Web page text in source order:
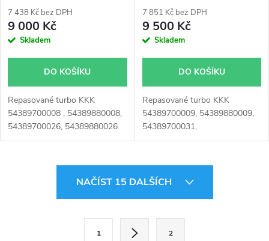
7 438 Kč bez DPH
9 000 Kč
Skladem
DO KOŠÍKU
Repasované turbo KKK
54389700008 , 54389880008,
54389700026, 54389880026
7 851 Kč bez DPH
9 500 Kč
Skladem
DO KOŠÍKU
Repasované turbo KKK
54389700009, 54389880009,
54389700031,
54389880031 pro vozy Opel
81kW 88kW 100kW, Meriva
100kW, Mokka 81kW 100kW,
NAČÍST 15 DALŠÍCH
1 2